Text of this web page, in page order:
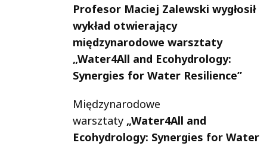
Profesor Maciej Zalewski wygłosił
wykład otwierający
międzynarodowe warsztaty
„Water4All and Ecohydrology:
Synergies for Water Resilience”
Międzynarodowe
warsztaty „Water4All and
Ecohydrology: Synergies for Water